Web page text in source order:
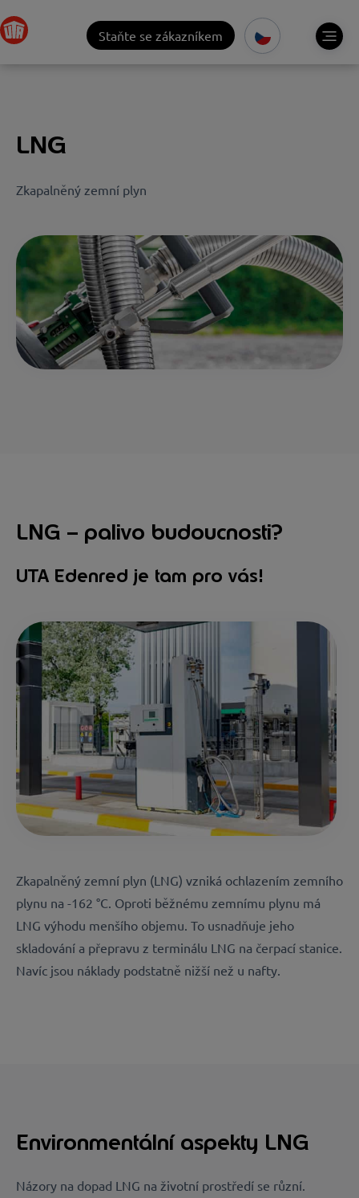
Staňte se zákazníkem
LNG
Zkapalněný zemní plyn
LNG – palivo budoucnosti?
UTA Edenred je tam pro vás!
Zkapalněný zemní plyn (LNG) vzniká ochlazením zemního
plynu na -162 °C. Oproti běžnému zemnímu plynu má
LNG výhodu menšího objemu. To usnadňuje jeho
skladování a přepravu z terminálu LNG na čerpací stanice.
Navíc jsou náklady podstatně nižší než u nafty.
Environmentální aspekty LNG
Názory na dopad LNG na životní prostředí se různí.